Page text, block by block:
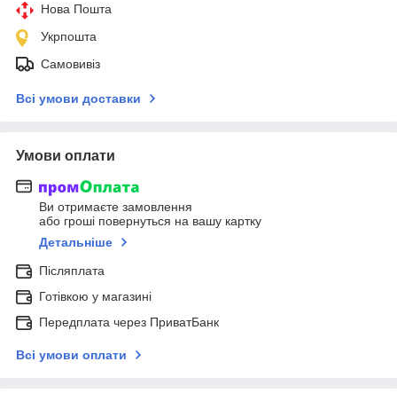
Нова Пошта
Укрпошта
Самовивіз
Всі умови доставки
Умови оплати
Ви отримаєте замовлення
або гроші повернуться на вашу картку
Детальніше
Післяплата
Готівкою у магазині
Передплата через ПриватБанк
Всі умови оплати